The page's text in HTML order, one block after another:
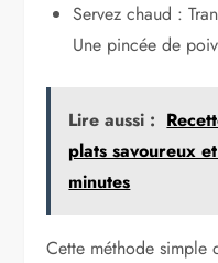
Servez chaud :
Une pincée de
Lire aussi :
plats savoureux
minutes
Cette méthode simple